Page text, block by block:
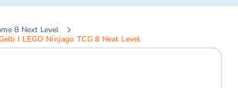
8 Next Level
I LEGO Ninjago TCG 8 Next Level